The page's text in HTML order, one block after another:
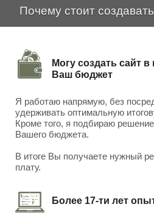
Почему стоит
Могу создать сайт
Ваш бюджет
Я работаю напрямую, без
удерживать оптимальную
Кроме того, я подбираю
Вашего бюджета.
В итоге Вы получаете нужный
плату.
Более 17-ти лет